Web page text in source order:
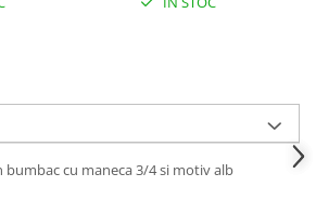
bumbac cu maneca 3/4 si motiv alb